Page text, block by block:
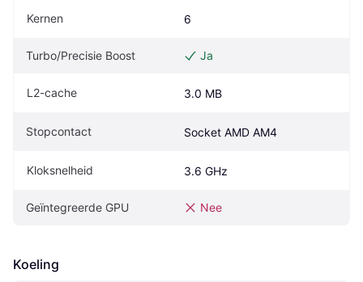
Kernen 6
Turbo/Precisie Boost Ja
L2-cache 3.0 MB
Stopcontact Socket AMD AM4
Kloksnelheid 3.6 GHz
Geïntegreerde GPU Nee
Koeling